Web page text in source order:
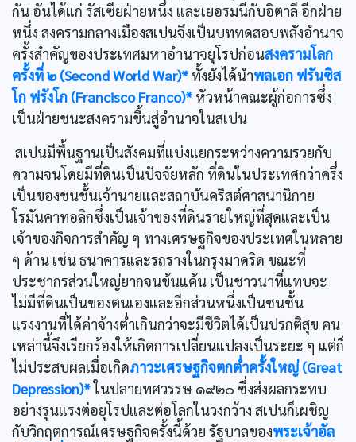
กัน อันได้แก่ รัสเซียฝ่ายหนึ่ง และเยอรมนีกับอิตาลี อีกฝ่าย
หนึ่ง สงครามกลางเมืองสเปนจึงเป็นบททดสอบพลังอำนาจ
ครั้งสำคัญของประเทศมหาอำนาจยุโรปก่อนสงครามโลก
ครั้งที่ ๒ (Second World War)* ทั้งยังได้นำพลเอก ฟรันซิส
โก ฟรังโก (Francisco Franco)* หัวหน้าคณะผู้ก่อการซึ่ง
เป็นฝ่ายชนะสงครามขึ้นสู่อำนาจในสเปน
สเปนมีพื้นฐานเป็นสังคมที่แบ่งแยกระหว่างความรวยกับ
ความจนโดยมีที่ดินเป็นปัจจัยหลัก ที่ดินในประเทศกว่าครึ่ง
เป็นของชนชั้นเจ้านายและสถาบันคริสต์ศาสนานิกาย
โรมันคาทอลิกซึ่งเป็นเจ้าของที่ดินรายใหญ่ที่สุดและเป็น
เจ้าของกิจการสำคัญ ๆ ทางเศรษฐกิจของประเทศในหลาย
ๆ ด้าน เช่น ธนาคารและรถรางในกรุงมาดริด ขณะที่
ประชากรส่วนใหญ่ยากจนข้นแค้น เป็นชาวนาที่แทบจะ
ไม่มีที่ดินเป็นของตนเองและอีกส่วนหนึ่งเป็นชนชั้น
แรงงานที่ได้ค่าจ้างตํ่าเกินกว่าจะมีชีวิตได้เป็นปรกติสุข คน
เหล่านี้จึงเรียกร้องให้เกิดการเปลี่ยนแปลงเป็นระยะ ๆ แต่ก็
ไม่ประสบผลเมื่อเกิดภาวะเศรษฐกิจตกตํ่าครั้งใหญ่ (Great
Depression)*ในปลายทศวรรษ ๑๙๒๐ ซึ่งส่งผลกระทบ
อย่างรุนแรงต่อยุโรปและต่อโลกในวงกว้าง สเปนก็เผชิญ
กับวิกฤตการณ์เศรษฐกิจครั้งนี้ด้วย รัฐบาลของพระเจ้าอัล